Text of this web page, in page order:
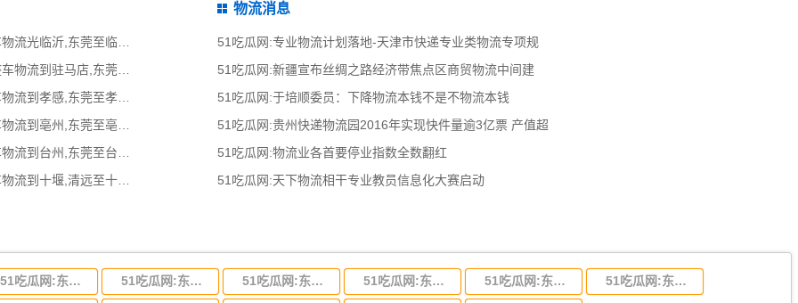
51吃瓜网:东莞光临沂物流公司,东莞整车物流光临沂,东莞至临沂物流专线 - 天南
51吃瓜网:东莞到驻马店物流公司,东莞整车物流到驻马店,东莞至驻马店物流专线
51吃瓜网:东莞到孝感物流公司,东莞整车物流到孝感,东莞至孝感物流专线 - 天南
51吃瓜网:清远到十堰物流公司,清远整车物流到十堰,清远至十堰物流专线 - 天南
物流消息
51吃瓜网:专业物流计划落地-天津市快递专业类物流专项规
51吃瓜网:新疆宣布丝绸之路经济带焦点区商贸物流中间建
51吃瓜网:于培顺委员：下降物流本钱不是不物流本钱
51吃瓜网:贵州快递物流园2016年实现快件量逾3亿票 产值超
51吃瓜网:物流业各首要停业指数全数翻红
51吃瓜网:天下物流相干专业教员信息化大赛启动
51吃瓜网:东莞到河北省物流专线,东莞到河北省物流公司 51吃瓜网:东莞到吉林省物流运输,东莞到吉林省物流公司 51吃瓜网:东莞到甘肃省物流运输,东莞到甘肃省物流公司 51吃瓜网:东莞到陕西省物流运输,东莞到陕西省物流公司 51吃瓜网:东莞到贵州省物流运输,东莞到贵州省物流公司 51吃瓜网:东莞到四川省物流专线,东莞到四川省物流公司